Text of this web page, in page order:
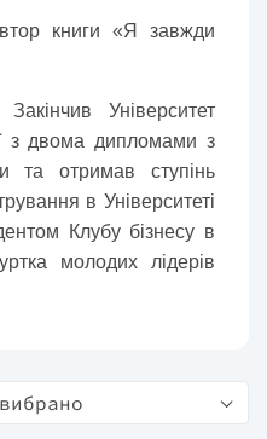
книги «Я завжди
Університет
з двома дипломами з
та отримав ступінь
в Університеті
Клубу бізнесу в
молодих лідерів